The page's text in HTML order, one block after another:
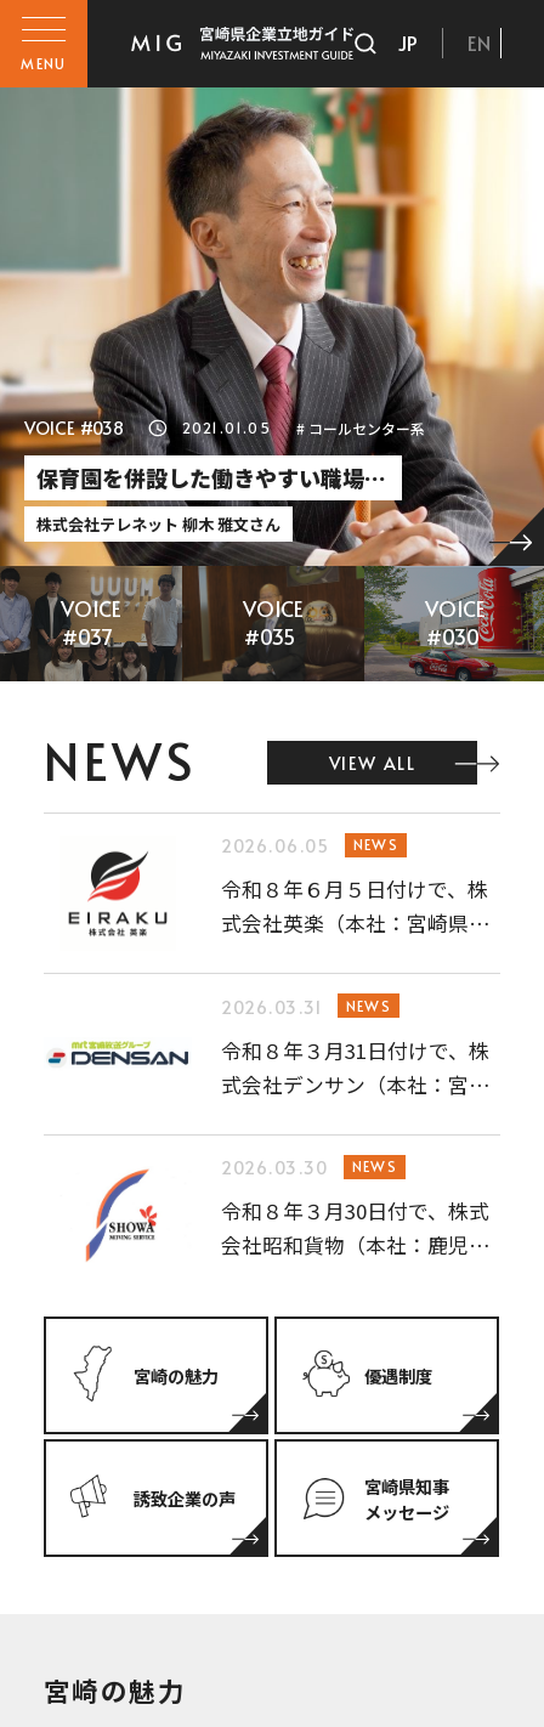
MENU
EN
JP
VOICE #037 2020.12.23 # 情報関連系
今までにない楽しみを生み出し、
人々に「新しい体験」を提供する…
UUUM株式会社さん
VOICE
#035
VOICE
#030
VOICE
#028
NEWS VIEW ALL
2026.06.05 NEWS
令和８年６月５日付けで、株
式会社英楽（本社：宮崎県門
2026.03.31 NEWS
令和８年３月31日付けで、株
式会社デンサン（本社：宮崎
2026.03.30 NEWS
令和８年３月30日付で、株式
会社昭和貨物（本社：鹿児島
宮崎の魅力 優遇制度
誘致企業の声
宮崎県知事
メッセージ
宮崎の魅力